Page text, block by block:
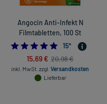
Angocin Anti-Infekt N
Filmtabletten, 100 St
5.0
15*
15,69 € 20,98 €
inkl. MwSt. zzgl. Versandkosten
Lieferbar